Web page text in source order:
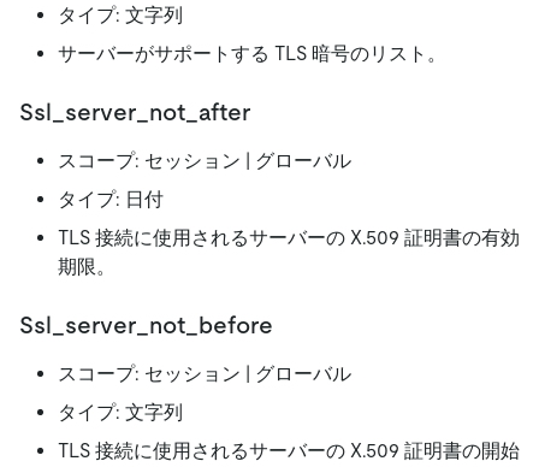
タイプ: 文字列
サーバーがサポートする TLS 暗号のリスト。
Ssl_server_not_after
スコープ: セッション | グローバル
タイプ: 日付
TLS 接続に使用されるサーバーの X.509 証明書の有効
期限。
Ssl_server_not_before
スコープ: セッション | グローバル
タイプ: 文字列
TLS 接続に使用されるサーバーの X.509 証明書の開始